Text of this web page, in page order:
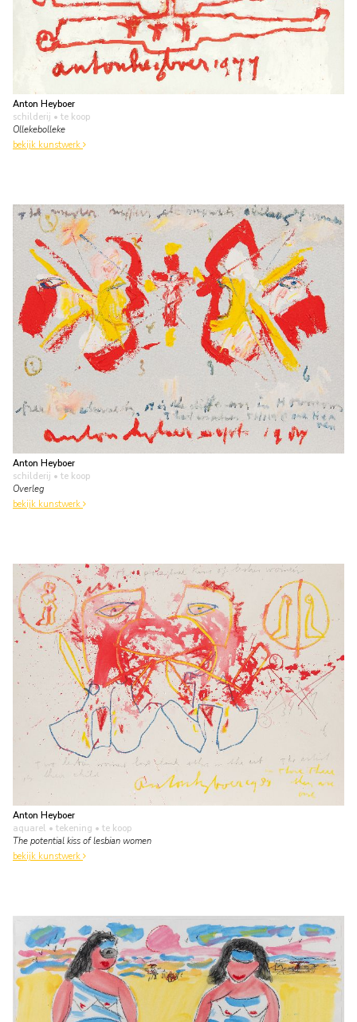
Anton Heyboer
schilderij • te koop
Ollekebolleke
bekijk kunstwerk
Anton Heyboer
schilderij • te koop
Overleg
bekijk kunstwerk
Anton Heyboer
aquarel • tekening • te koop
The potential kiss of lesbian women
bekijk kunstwerk